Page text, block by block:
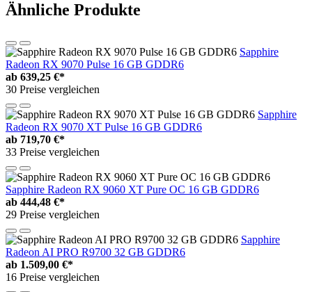
Ähnliche Produkte
Sapphire
Radeon RX 9070 Pulse 16 GB GDDR6
ab 639,25 €*
30 Preise vergleichen
Sapphire
Radeon RX 9070 XT Pulse 16 GB GDDR6
ab 719,70 €*
33 Preise vergleichen
Sapphire Radeon RX 9060 XT Pure OC 16 GB GDDR6
ab 444,48 €*
29 Preise vergleichen
Sapphire
Radeon AI PRO R9700 32 GB GDDR6
ab 1.509,00 €*
16 Preise vergleichen